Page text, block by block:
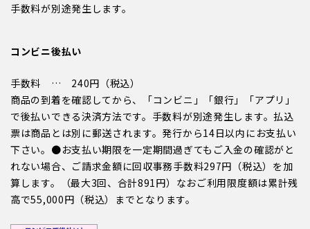
手数料が別途発生します。
コンビニ後払い
手数料 … 240円（税込）
商品の到着を確認してから、「コンビニ」「銀行」「アプリ」
で後払いできる決済方法です。手数料が別途発生します。払込
票は商品とは別に郵送されます。発行から14日以内にお支払い
下さい。●お支払い期限を一定期間過ぎてもご入金の確認がと
れない場合、ご請求金額に回収事務手数料297円（税込）を加
算します。（最大3回、合計891円）なおご利用限度額は累計残
高で55,000円（税込）までとなります。